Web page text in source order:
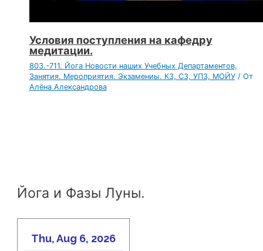
Условия поступления на кафедру
медитации.
803.-711. Йога Новости наших Учебных Департаментов,
Занятия. Мероприятия. Экзамениы. КЗ, СЗ, УПЗ, МОЙУ/ От
Алёна Александрова
Йога и Фазы Луны.